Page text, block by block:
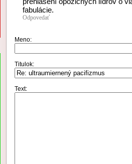
fabulácie.
Odpovedať
Meno:
Titulok:
Text: